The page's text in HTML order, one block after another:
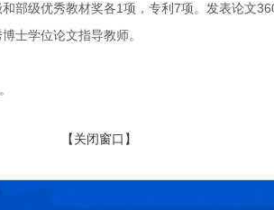
部级优秀教材奖各1项，专利7项。发表论文
士学位论文指导教师。
【关闭窗口】